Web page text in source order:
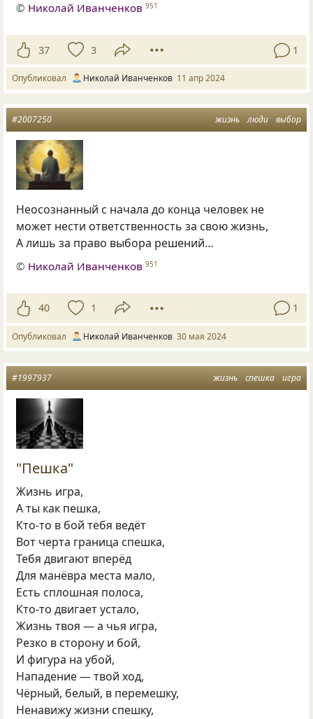
© Николай Иванченков 951
37 3 1
Опубликовал Николай Иванченков 11 апр 2024
жизнь люди выбор
#2007250
Неосознанный с начала до конца человек не
может нести ответственность за свою жизнь,
А лишь за право выбора решений…
© Николай Иванченков 951
40 1 1
Опубликовал Николай Иванченков 30 мая 2024
жизнь спешка игра
#1997937
"Пешка"
Жизнь игра,
А ты как пешка,
Кто-то в бой тебя ведёт
Вот черта граница спешка,
Тебя двигают вперёд
Для манёвра места мало,
Есть сплошная полоса,
Кто-то двигает устало,
Жизнь твоя — а чья игра,
Резко в сторону и бой,
И фигура на убой,
Нападение — твой ход,
Чёрный, белый, в перемешку,
Ненавижу жизни спешку,